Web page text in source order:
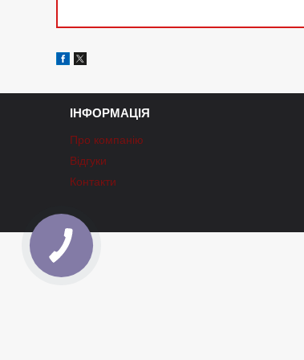
ІНФОРМАЦІЯ
Про компанію
Відгуки
Контакти